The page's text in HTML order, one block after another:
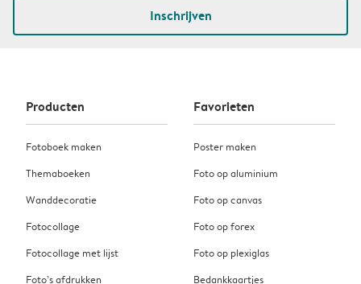
Inschrijven
Producten
Fotoboek maken
Themaboeken
Wanddecoratie
Fotocollage
Fotocollage met lijst
Foto’s afdrukken
Favorieten
Poster maken
Foto op aluminium
Foto op canvas
Foto op forex
Foto op plexiglas
Bedankkaartjes